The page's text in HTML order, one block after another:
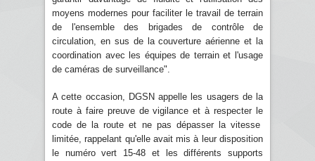
moyens modernes pour faciliter le travail de terrain
de l'ensemble des brigades de contrôle de
circulation, en sus de la couverture aérienne et la
coordination avec les équipes de terrain et l'usage
de caméras de surveillance".
A cette occasion, DGSN appelle les usagers de la
route à faire preuve de vigilance et à respecter le
code de la route et ne pas dépasser la vitesse
limitée, rappelant qu'elle avait mis à leur disposition
le numéro vert 15-48 et les différents supports